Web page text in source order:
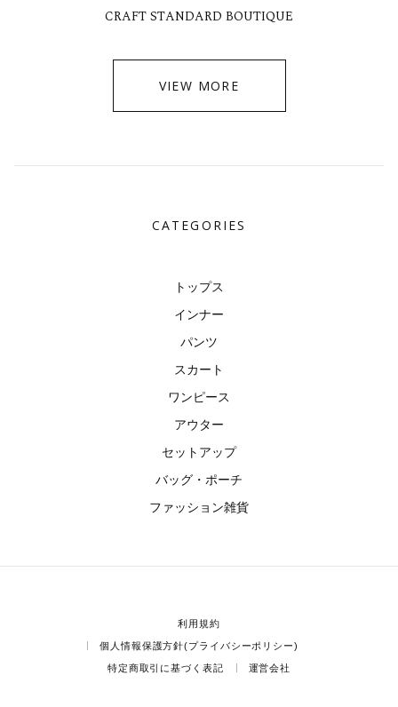
CRAFT STANDARD BOUTIQUE
VIEW MORE
CATEGORIES
トップス
インナー
パンツ
スカート
ワンピース
アウター
セットアップ
バッグ・ポーチ
ファッション雑貨
利用規約
個人情報保護方針(プライバシーポリシー)
特定商取引に基づく表記 運営会社